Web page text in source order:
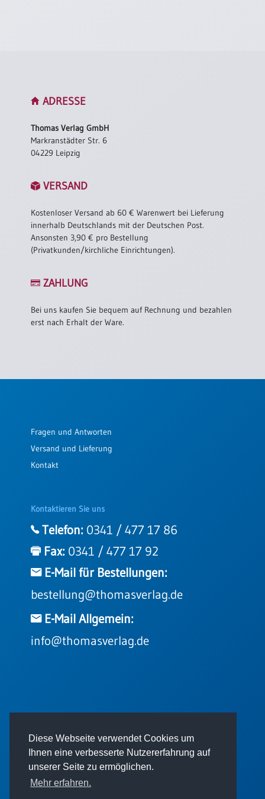
Diese Webseite verwendet Cookies um
Ihnen eine verbesserte Nutzererfahrung auf
unserer Seite zu ermöglichen.
Mehr erfahren.
ADRESSE
Thomas Verlag GmbH
Markranstädter Str. 6
04229 Leipzig
VERSAND
Kostenloser Versand ab 60 € Warenwert bei Lieferung
innerhalb Deutschlands mit der Deutschen Post.
Ansonsten 3,90 € pro Bestellung
(Privatkunden/kirchliche Einrichtungen).
ZAHLUNG
Bei uns kaufen Sie bequem auf Rechnung und bezahlen
erst nach Erhalt der Ware.
Fragen und Antworten
Versand und Lieferung
Kontakt
Kontaktieren Sie uns
Telefon: 0341 / 477 17 86
Fax: 0341 / 477 17 92
E-Mail für Bestellungen:
bestellung@thomasverlag.de
E-Mail Allgemein:
info@thomasverlag.de